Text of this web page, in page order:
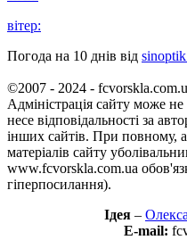
вітер:
Погода на 10 днів від
©2007 - 2024 -
Адміністрація сайту може
несе відповідальності за
інших сайтів. При повному,
матеріалів сайту
www.fcvorskla.com.ua
гіперпосилання).
Ідея –
E-mail: